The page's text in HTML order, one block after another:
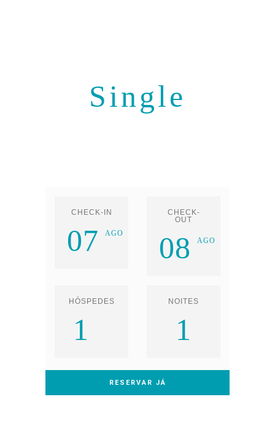
Single
CHECK-IN
07 AGO
CHECK-
OUT
08 AGO
HÓSPEDES
1
NOITES
1